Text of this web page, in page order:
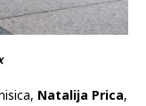
Natalija Prica,